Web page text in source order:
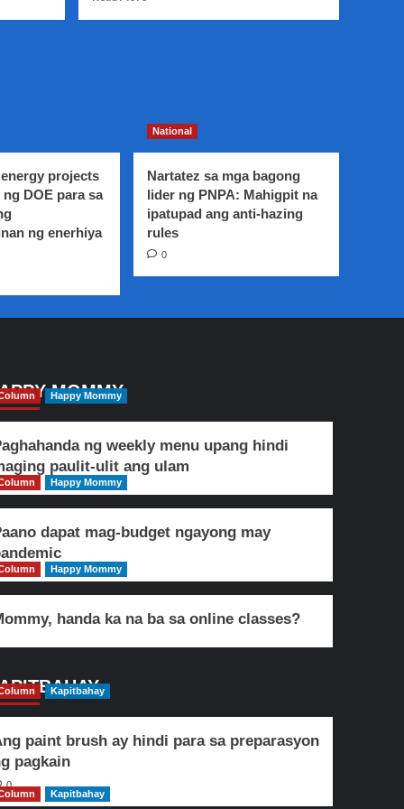
sa
contribution
ang
mga
retired
military
projects
DOE para sa
ng enerhiya
National
Nartatez sa mga bagong
lider ng PNPA: Mahigpit na
ipatupad ang anti-hazing
rules
0
MOMMY
Happy Mommy
ng weekly menu upang hindi
paulit-ulit ang ulam
Happy Mommy
dapat mag-budget ngayong may
Happy Mommy
handa ka na ba sa online classes?
Kapitbahay
paint brush ay hindi para sa preparasyon
pagkain
0
Kapitbahay